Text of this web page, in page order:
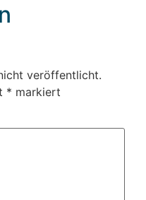
veröffentlicht.
* markiert